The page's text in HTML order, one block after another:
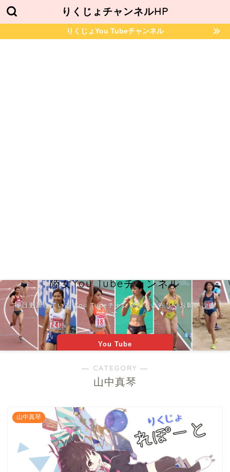
りくじょチャンネルHP
りくじょYou Tubeチャンネル
陸女You Tubeチャンネル
毎日更新している You Tubeチャンネルもよろしくお願いしま
す
You Tube
― CATEGORY ―
山中真琴
山中真琴